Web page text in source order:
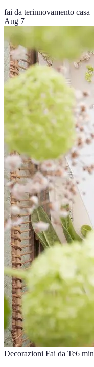
fai da terinnovamento casa
Aug 7
Decorazioni Fai da Te6 min